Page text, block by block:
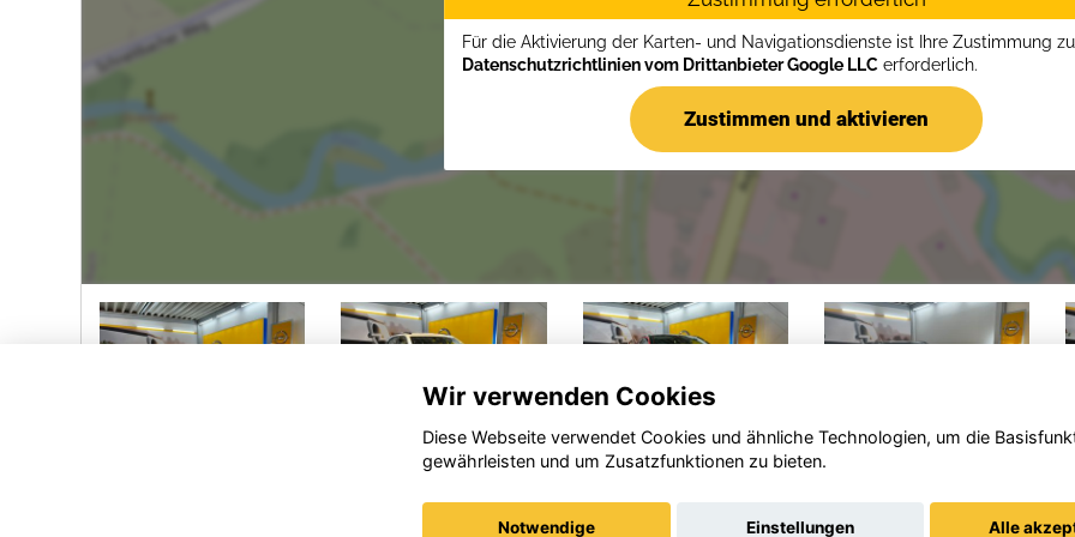
Für die Aktivierung der Karten- und Navigationsdienste ist Ihre Zustimmung
Datenschutzrichtlinien vom Drittanbieter Google LLC erforderlich.
Zustimmen und aktivieren
Crossland
Corsa
Wir verwenden Cookies
Diese Webseite verwendet Cookies und ähnliche Technologien, um die
gewährleisten und um Zusatzfunktionen zu bieten.
Notwendige Einstellungen Alle